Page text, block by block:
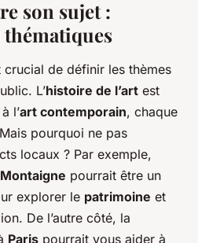
son sujet :
de définir les thèmes
L’histoire de l’art est
à l’art contemporain, chaque
pourquoi ne pas
locaux ? Par exemple,
pourrait être un
explorer le patrimoine et
De l’autre côté, la
Paris pourrait vous aider à